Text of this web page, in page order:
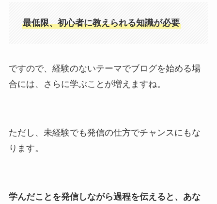
最低限、初心者に教えられる知識が必要
ですので、経験のないテーマでブログを始める場
合には、さらに学ぶことが増えますね。
ただし、未経験でも発信の仕方でチャンスにもな
ります。
学んだことを発信しながら過程を伝えると、あな